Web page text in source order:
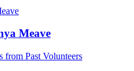
Meave
from Past Volunteers